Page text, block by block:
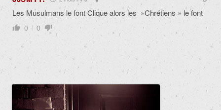
Les Musulmans le font Clique alors les »Chrétiens » le font
0 0